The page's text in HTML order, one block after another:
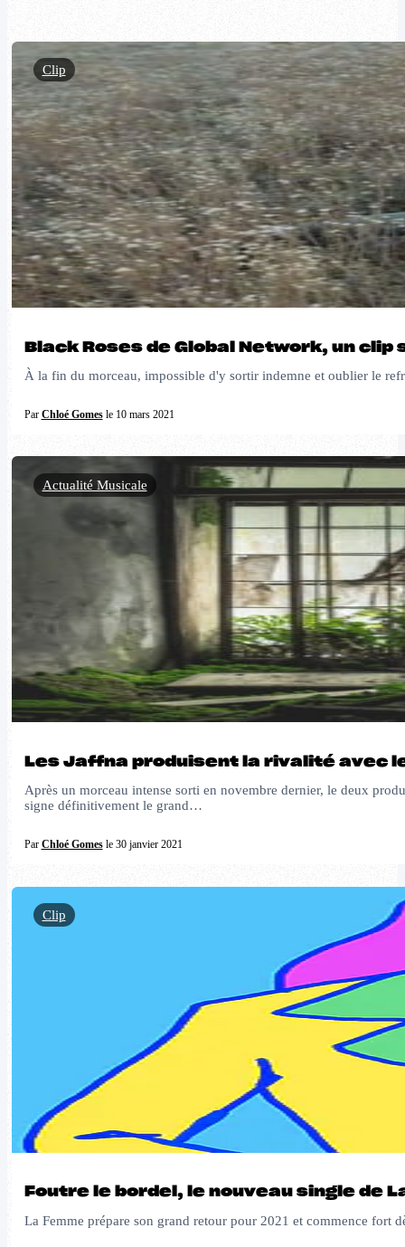
Black Roses de Global Network, un clip
À la fin du morceau, impossible d'y sortir indemne et oublier le
Par Chloé Gomesle 10 mars 2021
Clip
Les Jaffna produisent la rivalité avec
Après un morceau intense sorti en novembre dernier, le deux
signe définitivement le grand…
Par Chloé Gomesle 30 janvier 2021
Actualité Musicale
Foutre le bordel, le nouveau single de
La Femme prépare son grand retour pour 2021 et commence fort
Clip